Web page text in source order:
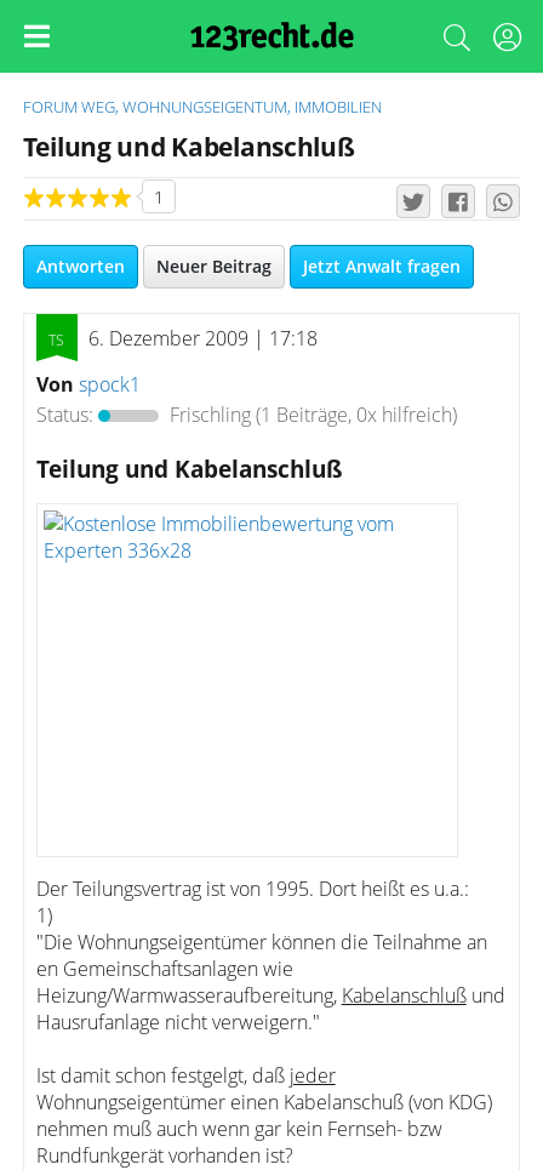
FORUM WEG, WOHNUNGSEIGENTUM, IMMOBILIEN
Teilung und Kabelanschluß
1
Antworten Neuer Beitrag Jetzt Anwalt fragen
6. Dezember 2009 | 17:18
Von spock1
Status:
Frischling(1 Beiträge, 0x hilfreich)
Teilung und Kabelanschluß
Der Teilungsvertrag ist von 1995. Dort heißt es u.a.:
1)
"Die Wohnungseigentümer können die Teilnahme an
en Gemeinschaftsanlagen wie
Heizung/Warmwasseraufbereitung, Kabelanschlußund
Hausrufanlage nicht verweigern."
Ist damit schon festgelgt, daß jeder
Wohnungseigentümer einen Kabelanschuß (von KDG)
nehmen muß auch wenn gar kein Fernseh- bzw
Rundfunkgerät vorhanden ist?